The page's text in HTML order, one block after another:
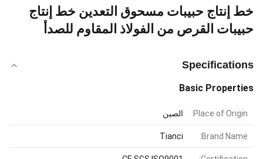
خط إنتاج حبيبات مسحوق التعدين خط إنتاج
حبيبات القرص من الفولاذ المقاوم للصدأ
Specifications
Basic Properties
Place of Origin: الصين
Brand Name:
Tianci